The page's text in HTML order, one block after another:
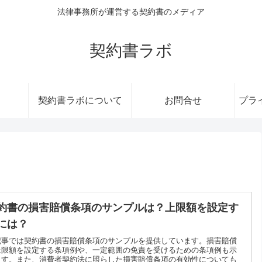
法律事務所が運営する契約書のメディア
契約書ラボ
契約書ラボについて お問合せ プラ
書の損害賠償条項のサンプルは？上限額を設定す
は？
では契約書の損害賠償条項のサンプルを提供しています。損害賠償
額を設定する条項例や、一定範囲の免責を受けるための条項例も示
。また、消費者契約法に照らした損害賠償条項の有効性についても